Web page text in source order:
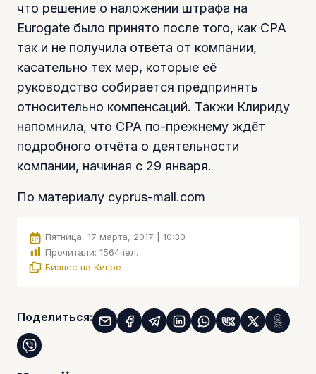
что решение о наложении штрафа на
Eurogate было принято после того, как CPA
так и не получила ответа от компании,
касательно тех мер, которые её
руководство собирается предпринять
относительно компенсаций. Такжи Клириду
напомнила, что CPA по-прежнему ждёт
подробного отчёта о деятельности
компании, начиная с 29 января.
По материалу cyprus-mail.com
Пятница, 17 марта, 2017 | 10:30
Прочитали: 1564чел.
Бизнес на Кипре
Поделиться: